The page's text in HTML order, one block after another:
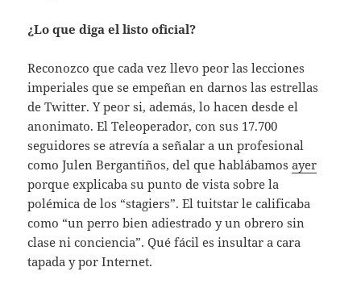
¿Lo que diga el listo oficial?
Reconozco que cada vez llevo peor las lecciones
imperiales que se empeñan en darnos las estrellas
de Twitter. Y peor si, además, lo hacen desde el
anonimato. El Teleoperador, con sus 17.700
seguidores se atrevía a señalar a un profesional
como Julen Bergantiños, del que hablábamosayer
porque explicaba su punto de vista sobre la
polémica de los “stagiers”. El tuitstar le calificaba
como “un perro bien adiestrado y un obrero sin
clase ni conciencia”. Qué fácil es insultar a cara
tapada y por Internet.